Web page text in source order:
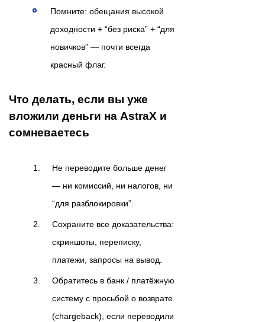
Помните: обещания высокой
доходности + “без риска” + “для
новичков” — почти всегда
красный флаг.
Что делать, если вы уже
вложили деньги на AstraX и
сомневаетесь
Не переводите больше денег
— ни комиссий, ни налогов, ни
“для разблокировки”.
Сохраните все доказательства:
скриншоты, переписку,
платежи, запросы на вывод.
Обратитесь в банк / платёжную
систему с просьбой о возврате
(chargeback), если переводили